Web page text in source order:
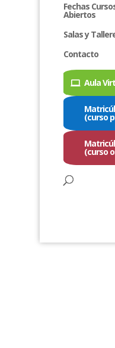
Fechas
Abiertos
Salas y
Contacto
Aula
(curso
(curso